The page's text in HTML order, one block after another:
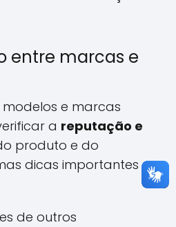
entre marcas e
modelos e marcas
a reputação e
produto e do
dicas importantes
de outros